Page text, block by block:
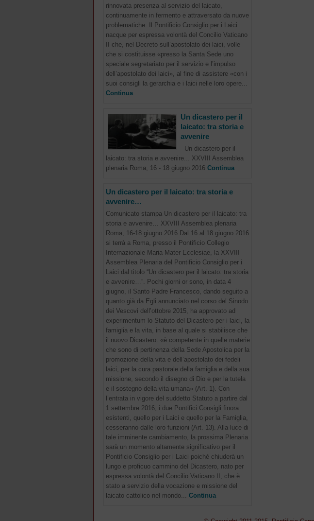
rinnovata presenza al servizio del laicato,
continuamente in fermento e attraversato da nuove
problematiche. Il Pontificio Consiglio per i Laici
nacque per espressa volontà del Concilio Vaticano
II che, nel Decreto sull’apostolato dei laici, volle
che si costituisse «presso la Santa Sede uno
speciale segretariato per il servizio e l’impulso
dell’apostolato dei laici», al fine di assistere «con i
suoi consigli la gerarchia e i laici nelle loro opere...
Continua
Un dicastero per il
laicato: tra storia e
avvenire
Un dicastero per il
laicato: tra storia e avvenire... XXVIII Assemblea
plenaria Roma, 16 - 18 giugno 2016 Continua
Un dicastero per il laicato: tra storia e
avvenire…
Comunicato stampa Un dicastero per il laicato: tra
storia e avvenire… XXVIII Assemblea plenaria
Roma, 16-18 giugno 2016 Dal 16 al 18 giugno 2016
si terrà a Roma, presso il Pontificio Collegio
Internazionale Maria Mater Ecclesiae, la XXVIII
Assemblea Plenaria del Pontificio Consiglio per i
Laici dal titolo “Un dicastero per il laicato: tra storia
e avvenire…”. Pochi giorni or sono, in data 4
giugno, il Santo Padre Francesco, dando seguito a
quanto già da Egli annunciato nel corso del Sinodo
dei Vescovi dell’ottobre 2015, ha approvato ad
experimentum lo Statuto del Dicastero per i laici, la
famiglia e la vita, in base al quale si stabilisce che
il nuovo Dicastero: «è competente in quelle materie
che sono di pertinenza della Sede Apostolica per la
promozione della vita e dell’apostolato dei fedeli
laici, per la cura pastorale della famiglia e della sua
missione, secondo il disegno di Dio e per la tutela
e il sostegno della vita umana» (Art. 1). Con
l’entrata in vigore del suddetto Statuto a partire dal
1 settembre 2016, i due Pontifici Consigli finora
esistenti, quello per i Laici e quello per la Famiglia,
cesseranno dalle loro funzioni (Art. 13). Alla luce di
tale imminente cambiamento, la prossima Plenaria
sarà un momento altamente significativo per il
Pontificio Consiglio per i Laici poiché chiuderà un
lungo e proficuo cammino del Dicastero, nato per
espressa volontà del Concilio Vaticano II, che è
stato a servizio della vocazione e missione del
laicato cattolico nel mondo... Continua